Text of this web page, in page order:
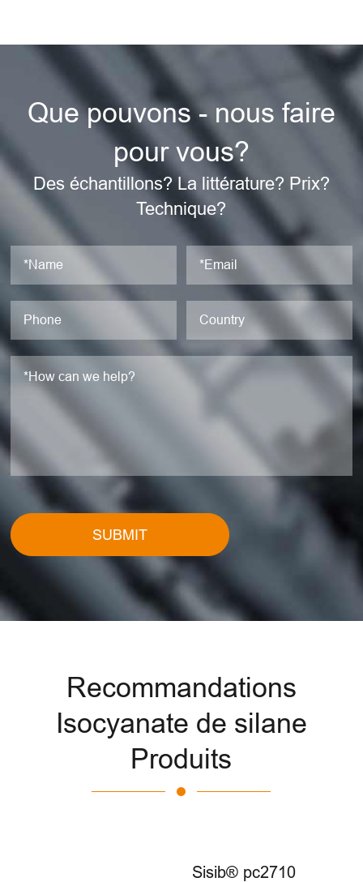
Que pouvons - nous faire
pour vous?
Des échantillons? La littérature? Prix?
Technique?
SUBMIT
Recommandations
Isocyanate de silane
Produits
Sisib® pc2710